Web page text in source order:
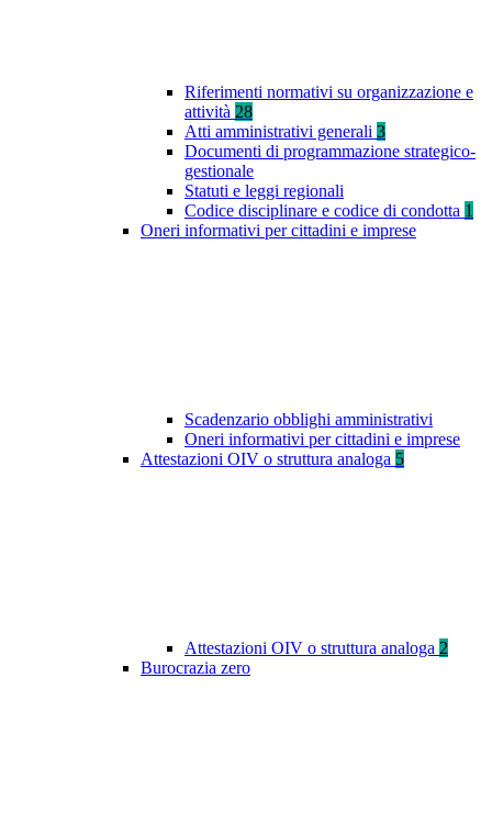
Riferimenti normativi su organizzazione e
attività 28
Atti amministrativi generali 3
Documenti di programmazione strategico-
gestionale
Statuti e leggi regionali
Codice disciplinare e codice di condotta 1
Oneri informativi per cittadini e imprese
Scadenzario obblighi amministrativi
Oneri informativi per cittadini e imprese
Attestazioni OIV o struttura analoga 5
Attestazioni OIV o struttura analoga 2
Burocrazia zero